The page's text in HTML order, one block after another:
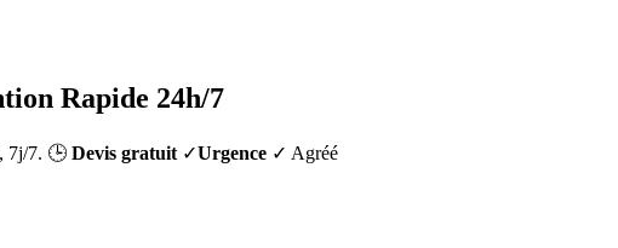
Rapide 24h/7
7j/7. 🕒 Devis gratuit ✓Urgence ✓ Agréé